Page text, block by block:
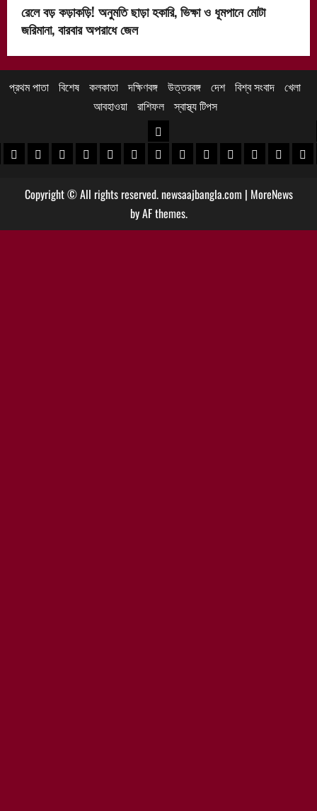
রেলে বড় কড়াকড়ি! অনুমতি ছাড়া হকারি, ভিক্ষা ও ধূমপানে মোটা
জরিমানা, বারবার অপরাধে জেল
প্রথম পাতা বিশেষ কলকাতা দক্ষিণবঙ্গ উত্তরবঙ্গ দেশ বিশ্ব সংবাদ খেলা
আবহাওয়া
রাশিফল স্বাস্থ্য টিপস
খবর
খবর
পুরুলিয়া খবর
বাঁকুড়া খবরপশ্চিম বর্ধমান খবর
পূর্ব বর্ধমান খবর
বীরভূম খবরমুর্শিদাবাদ খবর
উত্তরবঙ্গ
কোচবিহার নিউজ
আলিপুরদুয়ার খবর
জলপাইগুড়ি খবর
শিলিগুড়ি খবর
উত্তরদক্ষিণ
Copyright © All rights reserved. newsaajbangla.com | MoreNews
by AF themes.